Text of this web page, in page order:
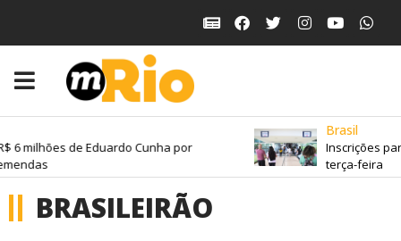
milhões de Eduardo Cunha por
Brasil
Inscrições para o
terça-feira
BRASILEIRÃO